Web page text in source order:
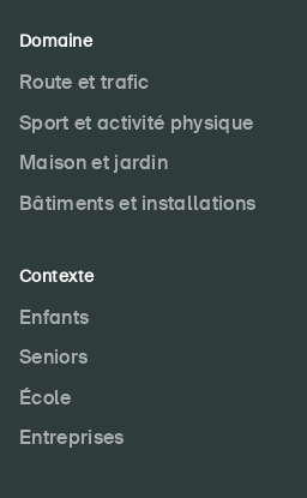
Commander et télécharger
Cours et événements
Produits sûrs
Aspects juridiques
Délégués à la sécurité et communes
Domaine
Route et trafic
Sport et activité physique
Maison et jardin
Bâtiments et installations
Contexte
Enfants
Seniors
École
Entreprises